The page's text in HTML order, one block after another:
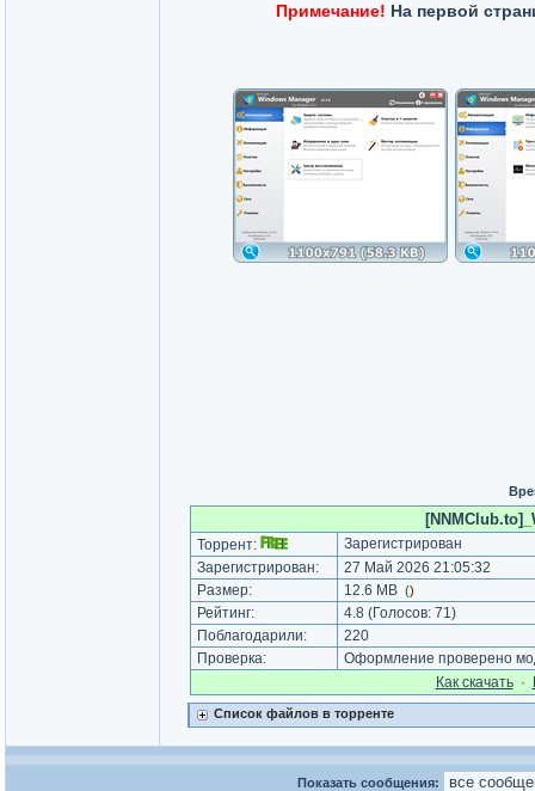
Примечание! На первой
Торрент:
Зарегистрирован
Зарегистрирован:
27 Май 2026 21:05:32
Размер:
12.6 MB ()
Рейтинг: 4.8 (Голосов: 71)
Поблагодарили:
220
Проверка:
Оформление проверено
Как cкачать·
Список файлов в торренте
Показать сообщения: